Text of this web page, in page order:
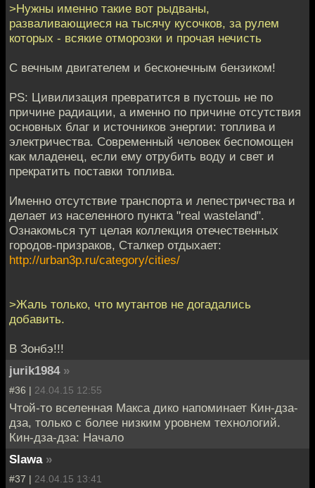
>Нужны именно такие вот рыдваны,
разваливающиеся на тысячу кусочков, за рулем
которых - всякие отморозки и прочая нечисть
С вечным двигателем и бесконечным бензиком!
PS: Цивилизация превратится в пустошь не по
причине радиации, а именно по причине отсутствия
основных благ и источников энергии: топлива и
электричества. Современный человек беспомощен
как младенец, если ему отрубить воду и свет и
прекратить поставки топлива.
Именно отсутствие транспорта и лепестричества и
делает из населенного пункта "real wasteland".
Ознакомься тут целая коллекция отечественных
городов-призраков, Сталкер отдыхает:
http://urban3p.ru/category/cities/
>Жаль только, что мутантов не догадались
добавить.
B Зонбэ!!!
jurik1984 »
#36 | 24.04.15 12:55
Чтой-то вселенная Макса дико напоминает Кин-дза-
дза, только с более низким уровнем технологий.
Кин-дза-дза: Начало
Slawa »
#37 | 24.04.15 13:41